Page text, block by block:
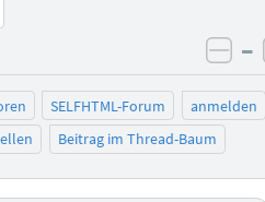
–
SELFHTML-Forum
anmelden
Beitrag im Thread-Baum